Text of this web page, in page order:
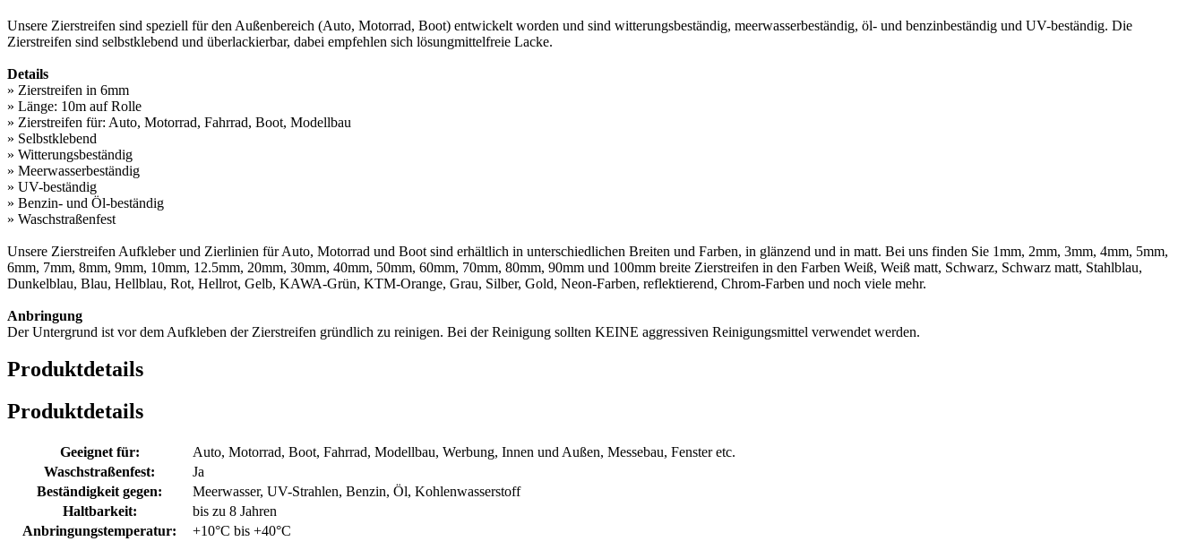
Unsere Zierstreifen sind speziell für den Außenbereich (Auto, Motorrad, Boot) entwickelt worden und sind witterungsbeständig, meerwasserbeständig, öl- und benzinbeständig und UV-beständig. Die
Zierstreifen sind selbstklebend und überlackierbar, dabei empfehlen sich lösungmittelfreie Lacke.
Details
» Zierstreifen in 6mm
» Länge: 10m auf Rolle
» Zierstreifen für: Auto, Motorrad, Fahrrad, Boot, Modellbau
» Selbstklebend
» Witterungsbeständig
» Meerwasserbeständig
» UV-beständig
» Benzin- und Öl-beständig
» Waschstraßenfest
Unsere Zierstreifen Aufkleber und Zierlinien für Auto, Motorrad und Boot sind erhältlich in unterschiedlichen Breiten und Farben, in glänzend und in matt. Bei uns finden Sie 1mm, 2mm, 3mm, 4mm, 5mm,
6mm, 7mm, 8mm, 9mm, 10mm, 12.5mm, 20mm, 30mm, 40mm, 50mm, 60mm, 70mm, 80mm, 90mm und 100mm breite Zierstreifen in den Farben Weiß, Weiß matt, Schwarz, Schwarz matt, Stahlblau,
Dunkelblau, Blau, Hellblau, Rot, Hellrot, Gelb, KAWA-Grün, KTM-Orange, Grau, Silber, Gold, Neon-Farben, reflektierend, Chrom-Farben und noch viele mehr.
Anbringung
Der Untergrund ist vor dem Aufkleben der Zierstreifen gründlich zu reinigen. Bei der Reinigung sollten KEINE aggressiven Reinigungsmittel verwendet werden.
Produktdetails
Produktdetails
Geeignet für:
Auto, Motorrad, Boot, Fahrrad, Modellbau, Werbung, Innen und Außen, Messebau, Fenster etc.
Waschstraßenfest:
Ja
Beständigkeit gegen:
Meerwasser, UV-Strahlen, Benzin, Öl, Kohlenwasserstoff
Haltbarkeit:
bis zu 8 Jahren
Anbringungstemperatur:
+10°C bis +40°C